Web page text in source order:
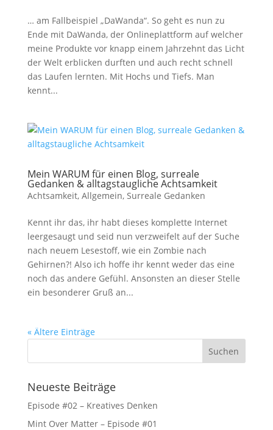
… am Fallbeispiel „DaWanda“. So geht es nun zu
Ende mit DaWanda, der Onlineplattform auf welcher
meine Produkte vor knapp einem Jahrzehnt das Licht
der Welt erblicken durften und auch recht schnell
das Laufen lernten. Mit Hochs und Tiefs. Man
kennt...
Mein WARUM für einen Blog, surreale
Gedanken & alltagstaugliche Achtsamkeit
Achtsamkeit, Allgemein, Surreale Gedanken
Kennt ihr das, ihr habt dieses komplette Internet
leergesaugt und seid nun verzweifelt auf der Suche
nach neuem Lesestoff, wie ein Zombie nach
Gehirnen?! Also ich hoffe ihr kennt weder das eine
noch das andere Gefühl. Ansonsten an dieser Stelle
ein besonderer Gruß an...
« Ältere Einträge
Neueste Beiträge
Episode #02 – Kreatives Denken
Mint Over Matter – Episode #01